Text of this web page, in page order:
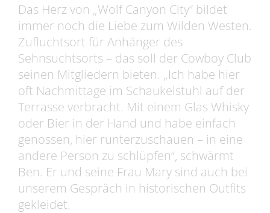
Das Herz von „Wolf Canyon City“ bildet
immer noch die Liebe zum Wilden Westen.
Zufluchtsort für Anhänger des
Sehnsuchtsorts – das soll der Cowboy Club
seinen Mitgliedern bieten. „Ich habe hier
oft Nachmittage im Schaukelstuhl auf der
Terrasse verbracht. Mit einem Glas Whisky
oder Bier in der Hand und habe einfach
genossen, hier runterzuschauen – in eine
andere Person zu schlüpfen“, schwärmt
Ben. Er und seine Frau Mary sind auch bei
unserem Gespräch in historischen Outfits
gekleidet.